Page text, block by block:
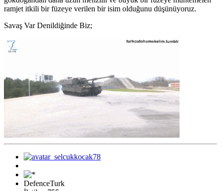
ramjet itkili bir füzeye verilen bir isim olduğunu düşünüyoruz.
Savaş Var Denildiğinde Biz;
DefenceTurk